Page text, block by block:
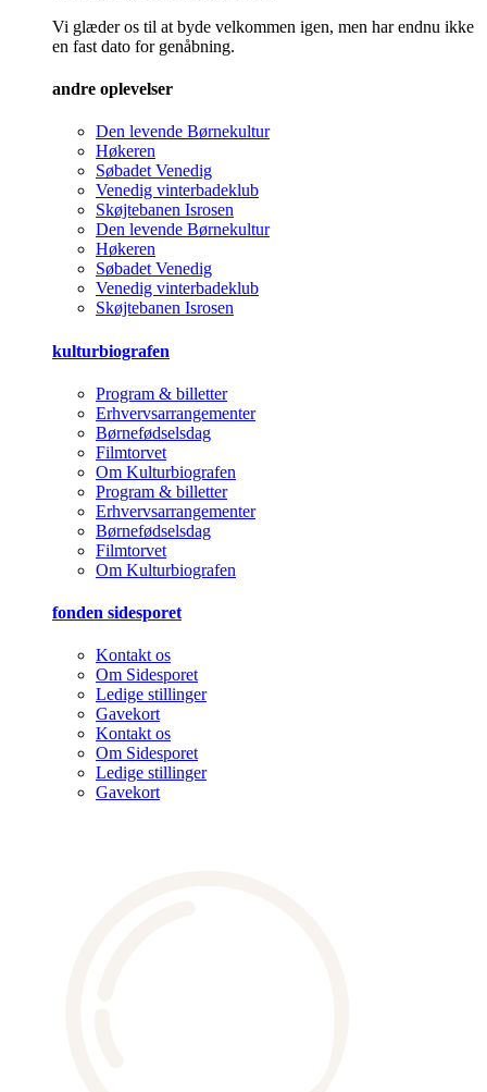
Vi glæder os til at byde velkommen igen, men har endnu ikke
en fast dato for genåbning.
andre oplevelser
Den levende Børnekultur
Høkeren
Søbadet Venedig
Venedig vinterbadeklub
Skøjtebanen Isrosen
Den levende Børnekultur
Høkeren
Søbadet Venedig
Venedig vinterbadeklub
Skøjtebanen Isrosen
kulturbiografen
Program & billetter
Erhvervsarrangementer
Børnefødselsdag
Filmtorvet
Om Kulturbiografen
Program & billetter
Erhvervsarrangementer
Børnefødselsdag
Filmtorvet
Om Kulturbiografen
fonden sidesporet
Kontakt os
Om Sidesporet
Ledige stillinger
Gavekort
Kontakt os
Om Sidesporet
Ledige stillinger
Gavekort